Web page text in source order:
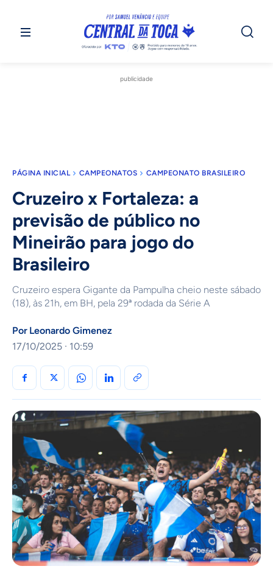
publicidade
PÁGINA INICIAL CAMPEONATOS CAMPEONATO BRASILEIRO
Cruzeiro x Fortaleza: a
previsão de público no
Mineirão para jogo do
Brasileiro
Cruzeiro espera Gigante da Pampulha cheio neste sábado
(18), às 21h, em BH, pela 29ª rodada da Série A
Por Leonardo Gimenez
17/10/2025 · 10:59